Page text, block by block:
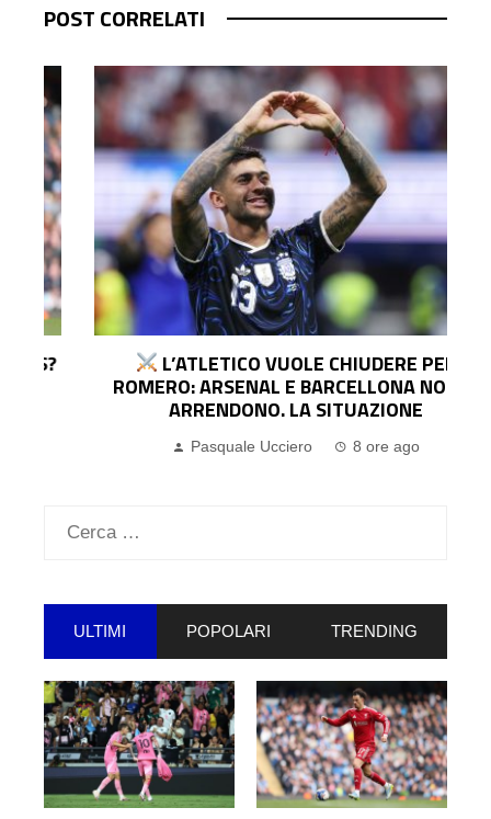
POST CORRELATI
L’ATLETICO VUOLE CHIUDERE PER
ROMERO: ARSENAL E BARCELLONA NON SI
ARRENDONO. LA SITUAZIONE
Pasquale Ucciero 8 ore ago
Ricerca
ULTIMI POPOLARI TRENDING